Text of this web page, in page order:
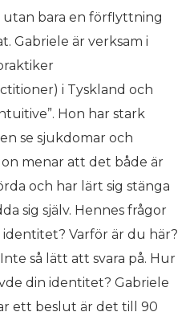
utan bara en förflyttning
Gabriele är verksam i
i Tyskland och
Hon har stark
se sjukdomar och
menar att det både är
och har lärt sig stänga
sig själv. Hennes frågor
identitet? Varför är du här?
så lätt att svara på. Hur
din identitet? Gabriele
ett beslut är det till 90